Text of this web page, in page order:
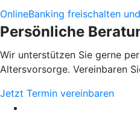
OnlineBanking freischalten
Persönliche
Wir unterstützen Sie gerne
Altersvorsorge. Vereinbaren
Jetzt Termin vereinbaren